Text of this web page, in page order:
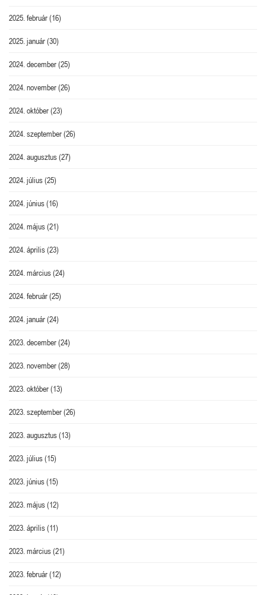
2025. február(16)
2025. január(30)
2024. december(25)
2024. november(26)
2024. október(23)
2024. szeptember(26)
2024. augusztus(27)
2024. július(25)
2024. június(16)
2024. május(21)
2024. április(23)
2024. március(24)
2024. február(25)
2024. január(24)
2023. december(24)
2023. november(28)
2023. október(13)
2023. szeptember(26)
2023. augusztus(13)
2023. július(15)
2023. június(15)
2023. május(12)
2023. április(11)
2023. március(21)
2023. február(12)